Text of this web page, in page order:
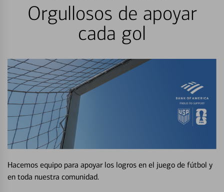
Orgullosos de apoyar
cada gol
Hacemos equipo para apoyar los logros en el juego de fútbol y
en toda nuestra comunidad.